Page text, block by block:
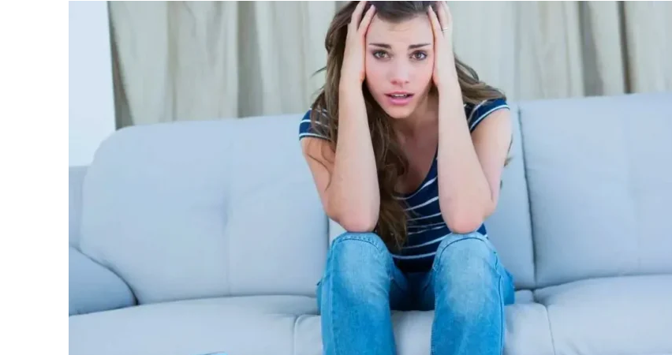
informe-nos
necessidade.